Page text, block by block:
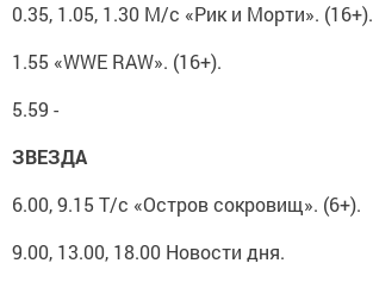
0.35, 1.05, 1.30 М/с «Рик и Морти». (16+).
1.55 «WWE RAW». (16+).
5.59 -
ЗВЕЗДА
6.00, 9.15 Т/с «Остров сокровищ». (6+).
9.00, 13.00, 18.00 Новости дня.